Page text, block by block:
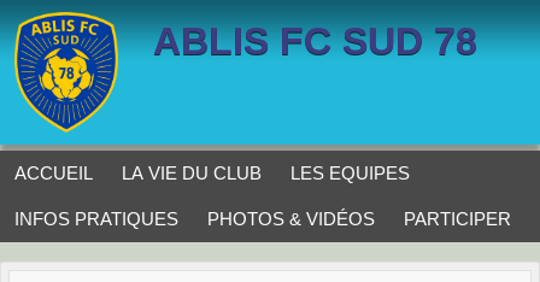
ABLIS FC SUD 78
ACCUEIL LA VIE DU CLUB LES EQUIPES
INFOS PRATIQUES PHOTOS & VIDÉOS PARTICIPER
Panneau de gestion des cookies